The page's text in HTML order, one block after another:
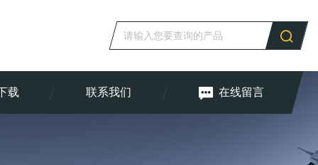
载 联系我们 在线留言